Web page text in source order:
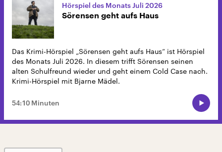
Hörspiel des Monats Juli 2026
Sörensen geht aufs Haus
Das Krimi-Hörspiel „Sörensen geht aufs Haus“ ist Hörspiel
des Monats Juli 2026. In diesem trifft Sörensen seinen
alten Schulfreund wieder und geht einem Cold Case nach.
Krimi-Hörspiel mit Bjarne Mädel.
54:10 Minuten